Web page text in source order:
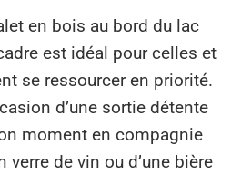
en bois au bord du lac
est idéal pour celles et
se ressourcer en priorité.
d’une sortie détente
moment en compagnie
verre de vin ou d’une bière